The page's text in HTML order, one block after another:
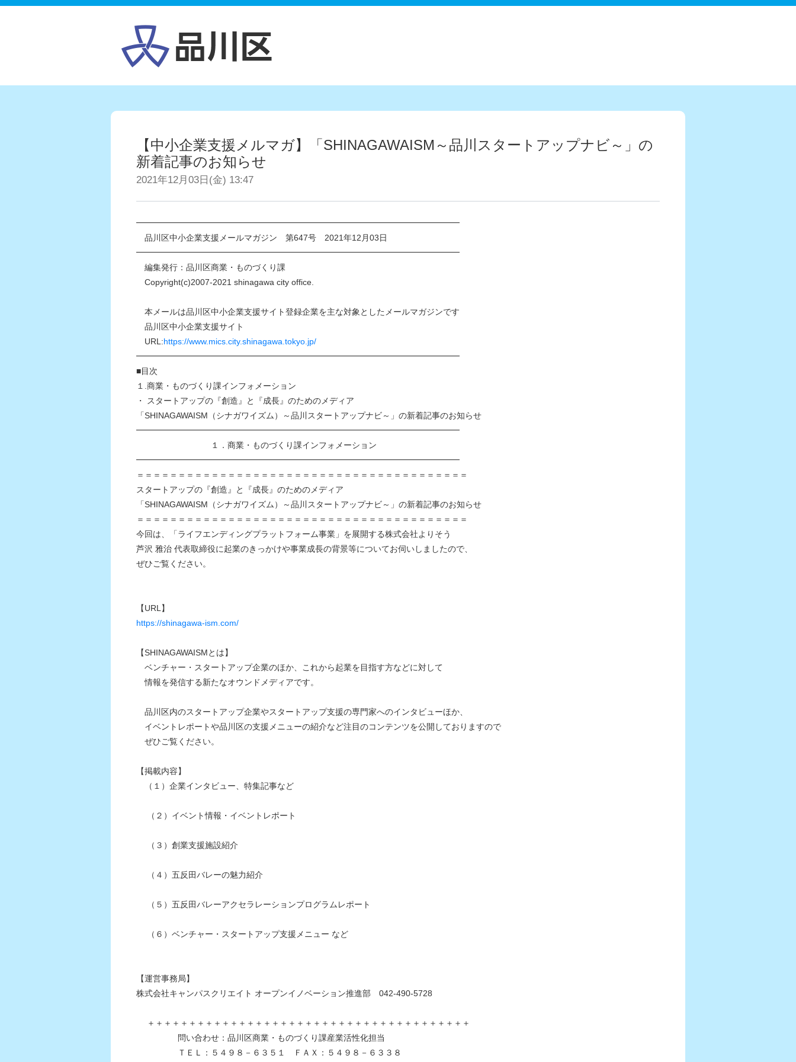
【中小企業支援メルマガ】「SHINAGAWAISM～品川スタートアップナビ～」の
新着記事のお知らせ
2021年12月03日(金) 13:47
━━━━━━━━━━━━━━━━━━━━━━━━━━━━━━━━━━━━━━━
品川区中小企業支援メールマガジン 第647号 2021年12月03日
━━━━━━━━━━━━━━━━━━━━━━━━━━━━━━━━━━━━━━━
編集発行：品川区商業・ものづくり課
Copyright(c)2007-2021 shinagawa city office.
本メールは品川区中小企業支援サイト登録企業を主な対象としたメールマガジンです
品川区中小企業支援サイト
URL:https://www.mics.city.shinagawa.tokyo.jp/
━━━━━━━━━━━━━━━━━━━━━━━━━━━━━━━━━━━━━━━
■目次
１.商業・ものづくり課インフォメーション
・ スタートアップの『創造』と『成長』のためのメディア
「SHINAGAWAISM（シナガワイズム）～品川スタートアップナビ～」の新着記事のお知らせ
━━━━━━━━━━━━━━━━━━━━━━━━━━━━━━━━━━━━━━━
１．商業・ものづくり課インフォメーション
━━━━━━━━━━━━━━━━━━━━━━━━━━━━━━━━━━━━━━━
＝＝＝＝＝＝＝＝＝＝＝＝＝＝＝＝＝＝＝＝＝＝＝＝＝＝＝＝＝＝＝＝＝＝＝＝＝＝＝＝
スタートアップの『創造』と『成長』のためのメディア
「SHINAGAWAISM（シナガワイズム）～品川スタートアップナビ～」の新着記事のお知らせ
＝＝＝＝＝＝＝＝＝＝＝＝＝＝＝＝＝＝＝＝＝＝＝＝＝＝＝＝＝＝＝＝＝＝＝＝＝＝＝＝
今回は、「ライフエンディングプラットフォーム事業」を展開する株式会社よりそう
芦沢 雅治 代表取締役に起業のきっかけや事業成長の背景等についてお伺いしましたので、
ぜひご覧ください。
【URL】
https://shinagawa-ism.com/
【SHINAGAWAISMとは】
ベンチャー・スタートアップ企業のほか、これから起業を目指す方などに対して
情報を発信する新たなオウンドメディアです。
品川区内のスタートアップ企業やスタートアップ支援の専門家へのインタビューほか、
イベントレポートや品川区の支援メニューの紹介など注目のコンテンツを公開しておりますので
ぜひご覧ください。
【掲載内容】
（１）企業インタビュー、特集記事など
（２）イベント情報・イベントレポート
（３）創業支援施設紹介
（４）五反田バレーの魅力紹介
（５）五反田バレーアクセラレーションプログラムレポート
（６）ベンチャー・スタートアップ支援メニュー など
【運営事務局】
株式会社キャンパスクリエイト オープンイノベーション推進部 042-490-5728
＋＋＋＋＋＋＋＋＋＋＋＋＋＋＋＋＋＋＋＋＋＋＋＋＋＋＋＋＋＋＋＋＋＋＋＋＋＋＋
問い合わせ：品川区商業・ものづくり課産業活性化担当
ＴＥＬ：５４９８－６３５１ ＦＡＸ：５４９８－６３３８